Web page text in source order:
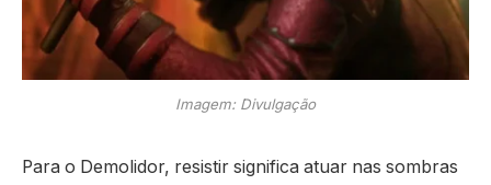
Imagem: Divulgação
Para o Demolidor, resistir significa atuar nas sombras